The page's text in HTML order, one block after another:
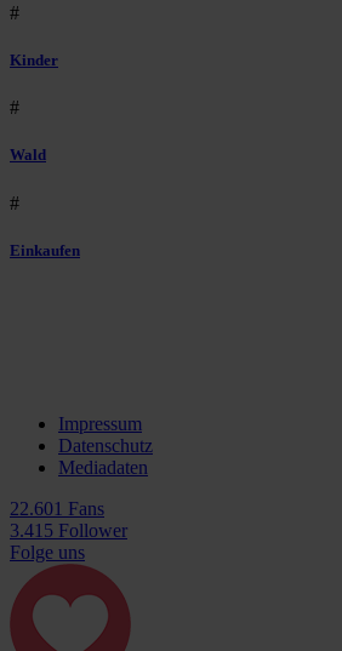
#
Kinder
#
Wald
#
Einkaufen
Impressum
Datenschutz
Mediadaten
22.601 Fans
3.415 Follower
Folge uns